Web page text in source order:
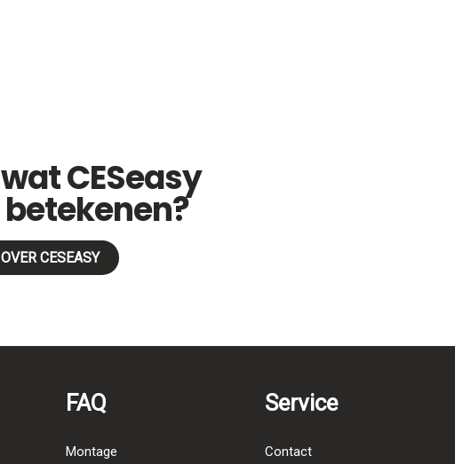
CESeasy
OVER CESEASY
FAQ
Montage
Service
Contact